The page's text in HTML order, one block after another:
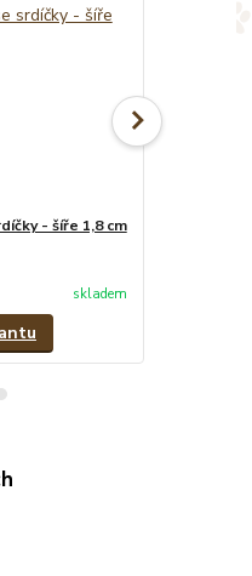
- šíře 1,8 cm
skladem